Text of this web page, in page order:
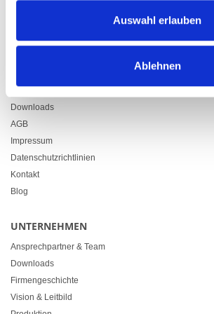
Auswahl erlauben
Ablehnen
Zürcherstrasse 37
LINKS
Downloads
AGB
Impressum
Datenschutzrichtlinien
Kontakt
Blog
UNTERNEHMEN
Ansprechpartner & Team
Downloads
Firmengeschichte
Vision & Leitbild